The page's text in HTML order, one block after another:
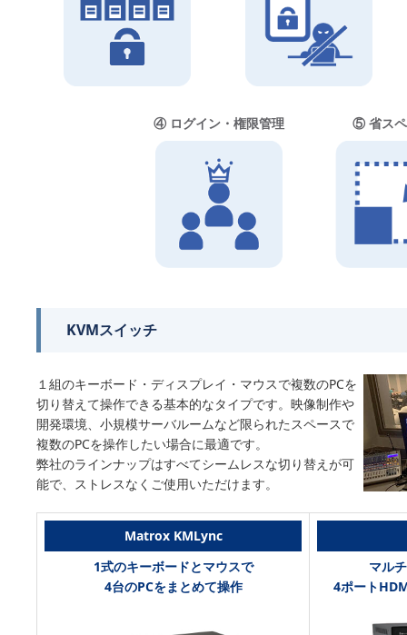
④ ログイン・権限管理 ⑤ 省ス
KVMスイッチ
１組のキーボード・ディスプレイ・マウスで複数のPCを
切り替えて操作できる基本的なタイプです。映像制作や
開発環境、小規模サーバルームなど限られたスペースで
複数のPCを操作したい場合に最適です。
弊社のラインナップはすべてシームレスな切り替えが可
能で、ストレスなくご使用いただけます。
Matrox KMLync
1式のキーボードとマウスで
4台のPCをまとめて操作
マル
4ポート